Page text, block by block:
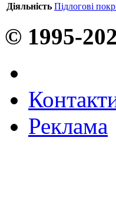
Діяльність Підлогові
© 1995-
Реклама